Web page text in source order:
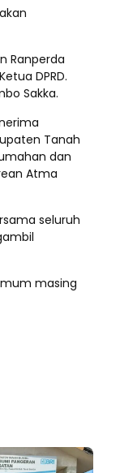
Ranperda
DPRD.
Sakka.
Tanah
dan
Atma
seluruh
masing